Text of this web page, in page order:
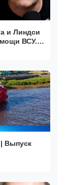
и Линдси
ВСУ.
| Выпуск